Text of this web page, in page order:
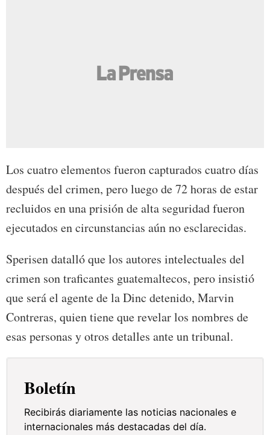
Los cuatro elementos fueron capturados cuatro días
después del crimen, pero luego de 72 horas de estar
recluidos en una prisión de alta seguridad fueron
ejecutados en circunstancias aún no esclarecidas.
Sperisen datalló que los autores intelectuales del
crimen son traficantes guatemaltecos, pero insistió
que será el agente de la Dinc detenido, Marvin
Contreras, quien tiene que revelar los nombres de
esas personas y otros detalles ante un tribunal.
Boletín
Recibirás diariamente las noticias nacionales e
internacionales más destacadas del día.